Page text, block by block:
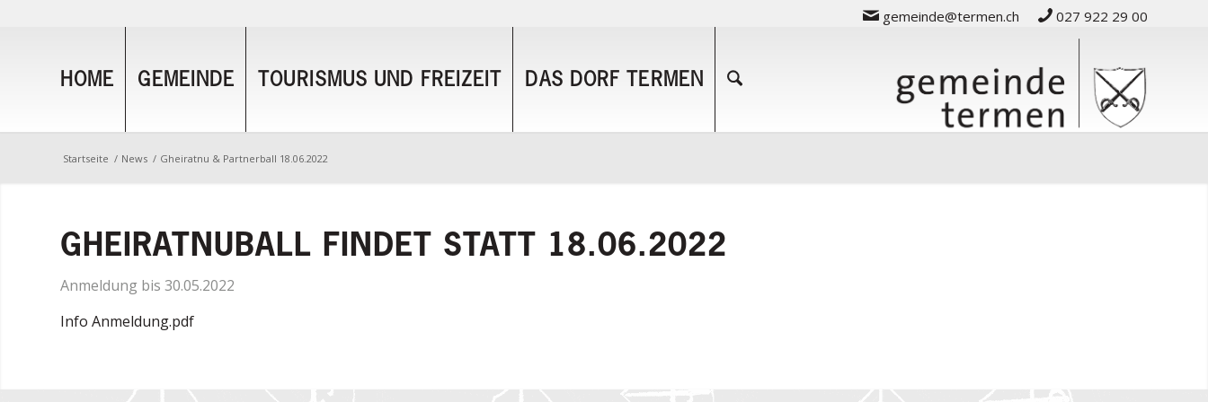
gemeinde@termen.ch 027 922 29 00
HOME GEMEINDE TOURISMUS UND FREIZEIT DAS DORF TERMEN
Startseite / News / Gheiratnu & Partnerball 18.06.2022
GHEIRATNUBALL FINDET STATT 18.06.2022
Anmeldung bis 30.05.2022
Info Anmeldung.pdf